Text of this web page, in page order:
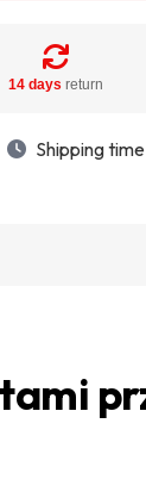
14 days return
Shipping time